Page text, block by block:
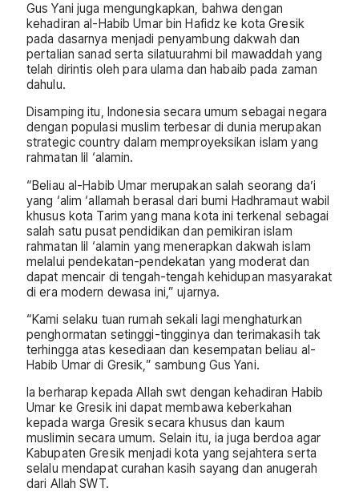
Gus Yani juga mengungkapkan, bahwa dengan
kehadiran al-Habib Umar bin Hafidz ke kota Gresik
pada dasarnya menjadi penyambung dakwah dan
pertalian sanad serta silatuurahmi bil mawaddah yang
telah dirintis oleh para ulama dan habaib pada zaman
dahulu.
Disamping itu, Indonesia secara umum sebagai negara
dengan populasi muslim terbesar di dunia merupakan
strategic country dalam memproyeksikan islam yang
rahmatan lil ‘alamin.
“Beliau al-Habib Umar merupakan salah seorang da’i
yang ‘alim ‘allamah berasal dari bumi Hadhramaut wabil
khusus kota Tarim yang mana kota ini terkenal sebagai
salah satu pusat pendidikan dan pemikiran islam
rahmatan lil ‘alamin yang menerapkan dakwah islam
melalui pendekatan-pendekatan yang moderat dan
dapat mencair di tengah-tengah kehidupan masyarakat
di era modern dewasa ini,” ujarnya.
“Kami selaku tuan rumah sekali lagi menghaturkan
penghormatan setinggi-tingginya dan terimakasih tak
terhingga atas kesediaan dan kesempatan beliau al-
Habib Umar di Gresik,” sambung Gus Yani.
Ia berharap kepada Allah swt dengan kehadiran Habib
Umar ke Gresik ini dapat membawa keberkahan
kepada warga Gresik secara khusus dan kaum
muslimin secara umum. Selain itu, ia juga berdoa agar
Kabupaten Gresik menjadi kota yang sejahtera serta
selalu mendapat curahan kasih sayang dan anugerah
dari Allah SWT.